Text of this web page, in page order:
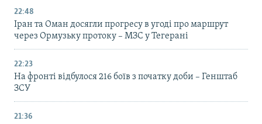
22:48
Іран та Оман досягли прогресу в угоді про маршрут
через Ормузьку протоку – МЗС у Тегерані
22:23
На фронті відбулося 216 боїв з початку доби – Генштаб
ЗСУ
21:36